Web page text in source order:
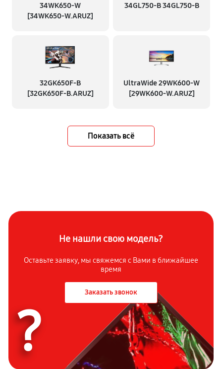
34WK650-W
[34WK650-W.ARUZ]
34GL750-B 34GL750-B
32GK650F-B
[32GK650F-B.ARUZ]
UltraWide 29WK600-W
[29WK600-W.ARUZ]
Показать всё
Не нашли свою модель?
Оставьте заявку, мы свяжемся с Вами в ближайшее
время
Заказать звонок
?